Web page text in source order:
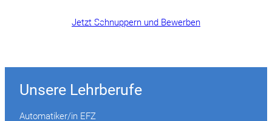
Jetzt Schnuppern und Bewerben
Unsere Lehrberufe
Automatiker/in EFZ